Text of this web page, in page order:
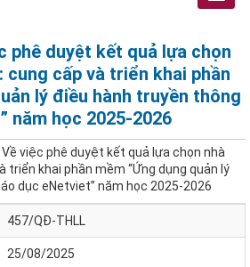
phê duyệt kết quả lựa chọn
cung cấp và triển khai phần
lý điều hành truyền thông
năm học 2025-2026
việc phê duyệt kết quả lựa chọn nhà
triển khai phần mềm “Ứng dụng quản lý
dục eNetviet” năm học 2025-2026
457/QĐ-THLL
25/08/2025